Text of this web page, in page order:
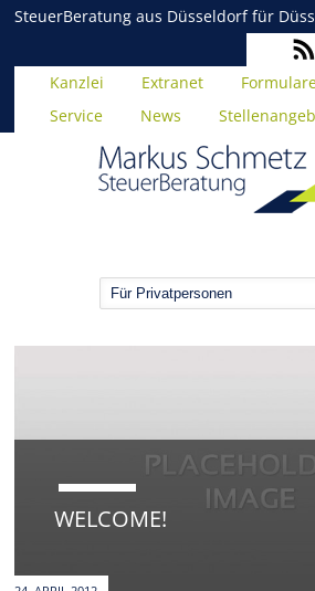
SteuerBeratung aus Düsseldorf für
Kanzlei Extranet
Service
News
WELCOME!